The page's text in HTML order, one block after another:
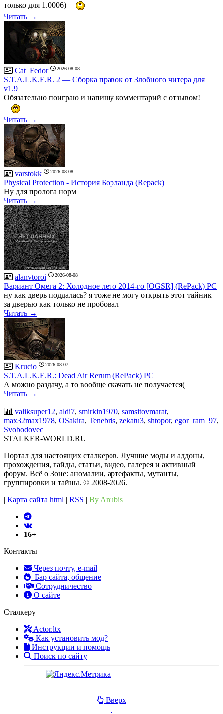
только для 1.0006)
Читать →
Cat_Fedor 2026-08-08
S.T.A.L.K.E.R. 2 — Сборка правок от Злобного читера для
v1.9
Обязательно поиграю и напишу комментарий с отзывом!
Читать →
varstokk 2026-08-08
Рhysical Рrotection - История Борланда (Repack)
Ну для пролога норм
Читать →
alanvtoroi 2026-08-08
Вариант Омега 2: Холодное лето 2014-го [OGSR] (RePack) PC
ну как дверь поддалась? я тоже не могу открыть этот тайник
за дверью как только не пробовал
Читать →
Krucio 2026-08-07
S.T.A.L.K.E.R.: Dead Air Rerum (RePack) PC
А можно раздачу, а то вообще скачать не получается(
Читать →
valiksuper12, aldi7, smirkin1970, samsitovmarat,
max32max1978, OSakira, Tenebris, zekatu3, shtopor, egor_ram_97,
Svobodovec
STALKER-WORLD.RU
Портал для настоящих сталкеров. Лучшие моды и аддоны,
прохождения, гайды, статьи, видео, галерея и активный
форум. Всё о Зоне: аномалии, артефакты, мутанты,
группировки и тайны. ©️ 2008-2026.
| Карта сайта html | RSS | By Anubis
16+
Контакты
Через почту, e-mail
Бар сайта, общение
Сотрудничество
О сайте
Сталкеру
Actor.ltx
Как установить мод?
Инструкции и помощь
Поиск по сайту
Вверх